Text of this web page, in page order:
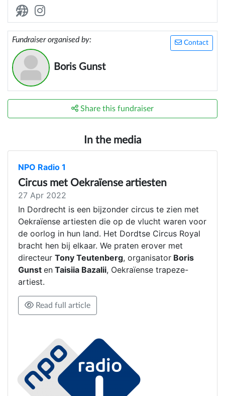
Contact
Fundraiser organised by:
Boris Gunst
Share this fundraiser
In the media
NPO Radio 1
Circus met Oekraïense artiesten
27 Apr 2022
In Dordrecht is een bijzonder circus te zien met
Oekraïense artiesten die op de vlucht waren voor
de oorlog in hun land. Het Dordtse Circus Royal
bracht hen bij elkaar. We praten erover met
directeur Tony Teutenberg, organisator Boris
Gunst en Taisiia Bazalii, Oekraïense trapeze-
artiest.
Read full article